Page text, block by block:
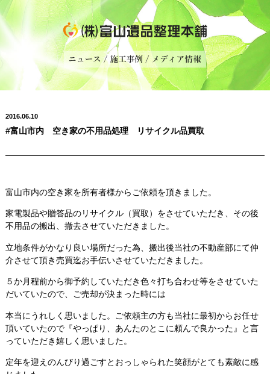
2016.06.10
#富山市内 空き家の不用品処理 リサイクル品買取
富山市内の空き家を所有者様からご依頼を頂きました。
家電製品や贈答品のリサイクル（買取）をさせていただき、その後
不用品の搬出、撤去させていただきました。
立地条件がかなり良い場所だった為、搬出後当社の不動産部にて仲
介させて頂き売買迄お手伝いさせていただきました。
５か月程前から御予約していただき色々打ち合わせ等をさせていた
だいていたので、ご売却が決まった時には
本当にうれしく思いました。ご依頼主の方も当社に最初からお任せ
頂いていたので『やっぱり、あんたのとこに頼んで良かった』と言
っていただき嬉しく思いました。
定年を迎えのんびり過ごすとおっしゃられた笑顔がとても素敵に感